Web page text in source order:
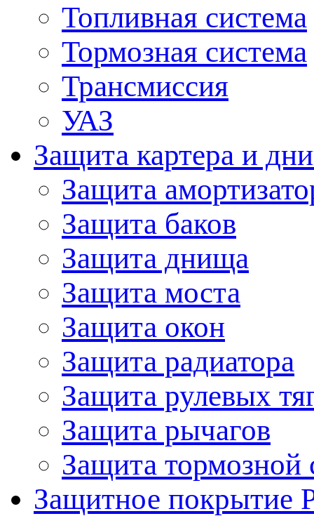
Топливная система
Тормозная система
Трансмиссия
УАЗ
Защита картера и
Защита
Защита баков
Защита днища
Защита моста
Защита окон
Защита радиатора
Защита рулевых
Защита рычагов
Защита тормозной
Защитное покрытие